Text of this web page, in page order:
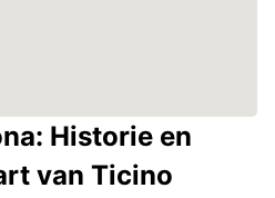
Historie en
van Ticino